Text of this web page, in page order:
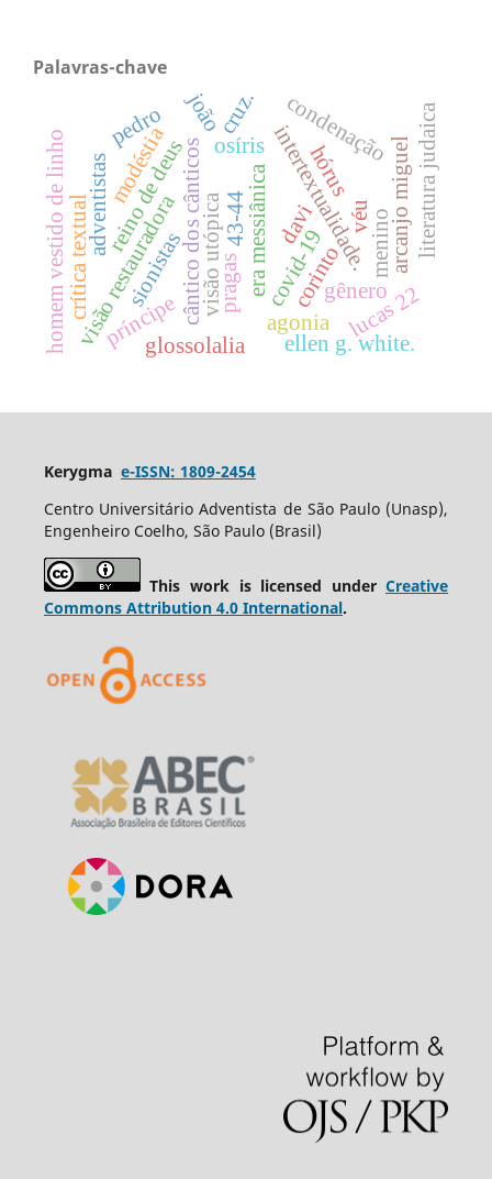
Palavras-chave
cântico dos cânticos 43-44 davi
intertextualidade.
reino de deus
visão restauradoravisão utópica era messiânica
sionistas
adventistas
corinto
véu
gênero
modéstia
pragas lucas 22
crítica textual
condenação
ellen g. white.
pedro
homem vestido de linho príncipe
arcanjo miguel
hórus
osíris
agonia
cruz.
menino
joão
covid-19
literatura judaica
glossolalia
Kerygma e-ISSN: 1809-2454
Centro Universitário Adventista de São Paulo (Unasp),
Engenheiro Coelho, São Paulo (Brasil)
This work is licensed underCreative
Commons Attribution 4.0 International.